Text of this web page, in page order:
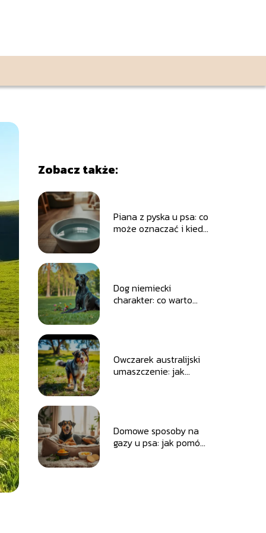
Zobacz także:
Piana z pyska u psa: co
może oznaczać i kiedy
Dog niemiecki
charakter: co warto
Owczarek australijski
umaszczenie: jak
Domowe sposoby na
gazy u psa: jak pomóc